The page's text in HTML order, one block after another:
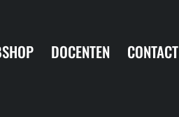
DOCENTEN CONTACT